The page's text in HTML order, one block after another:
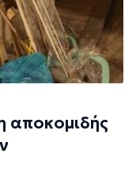
αποκομιδής